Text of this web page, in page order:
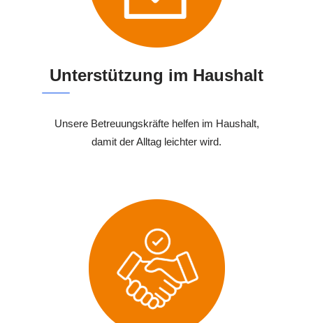
Unterstützung im Haushalt
Unsere Betreuungskräfte helfen im Haushalt,
damit der Alltag leichter wird.